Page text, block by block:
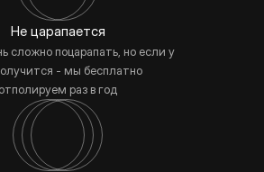
Не царапается
сложно поцарапать, но если у
- мы бесплатно
отполируем раз в год